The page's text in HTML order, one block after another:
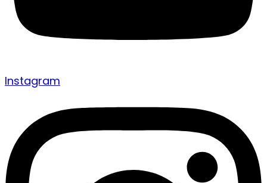
Instagram